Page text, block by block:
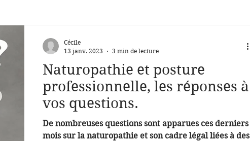
Naturopathie et posture
professionnelle, les réponses à
vos questions.
De nombreuses questions sont apparues ces derniers
mois sur la naturopathie et son cadre légal liées à des
Cécile
13 janv. 2023
3 min de lecture